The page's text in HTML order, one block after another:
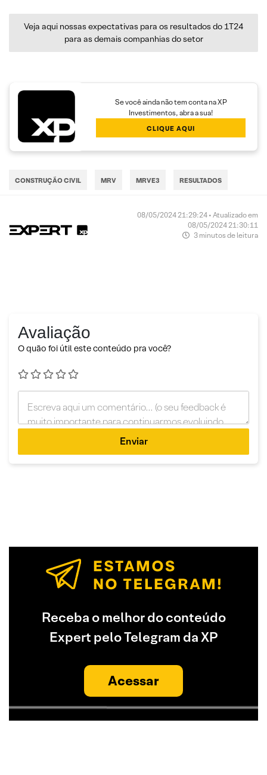
Veja aqui nossas expectativas para os resultados do 1T24
para as demais companhias do setor
Se você ainda não tem conta na XP
Investimentos, abra a sua!
CLIQUE AQUI
CONSTRUÇÃO CIVIL MRV MRVE3 RESULTADOS
08/05/2024 21:29:24 • Atualizado em
08/05/2024 21:30:11
3 minutos de leitura
Avaliação
O quão foi útil este conteúdo pra você?
Enviar
Receba o melhor do conteúdo
Expert pelo Telegram da XP
Acessar